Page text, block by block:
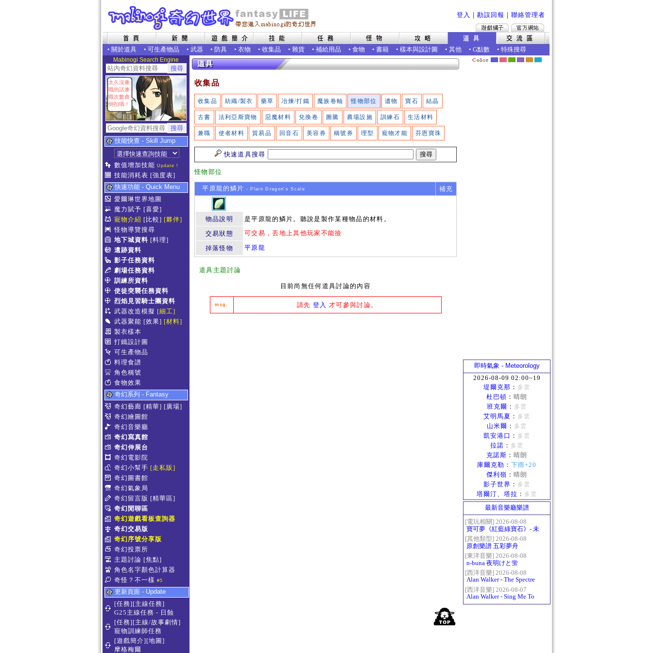
登入 ｜ 勘誤回報 ｜ 聯絡管理者
• 關於道具 • 可生產物品 • 武器 • 防具 • 衣物 • 收集品 • 雜貨 • 補給用品 • 食物 • 書籍 • 樣本與設計圖 • 其他 • G點數 • 特殊搜尋
Mabinogi Search Engine
太久沒兼
職的話兼
職次數會
倒扣哦！
技能快查 - Skill Jump
數值增加技能 Update !
技能消耗表 [強度表]
快速功能 - Quick Menu
愛爾琳世界地圖
魔力賦予 [喜愛]
寵物介紹 [比較] [夥伴]
怪物導覽搜尋
地下城資料 [料理]
遺跡資料
影子任務資料
劇場任務資料
訓練所資料
使徒突襲任務資料
烈焰見習騎士團資料
武器改造模擬 [細工]
武器聚能 [效果] [材料]
製衣樣本
打鐵設計圖
可生產物品
料理食譜
角色稱號
食物效果
奇幻系列 - Fantasy
奇幻藝廊 [精華] [廣場]
奇幻繪圖館
奇幻音樂廳
奇幻寫真館
奇幻伸展台
奇幻電影院
奇幻小幫手 [走私販]
奇幻圖書館
奇幻氣象局
奇幻留言版 [精華區]
奇幻閒聊區
奇幻遊戲看板查詢器
奇幻交易版
奇幻序號分享版
奇幻投票所
主題討論 [焦點]
角色名字顏色計算器
奇怪？不一樣 #5
更新頁面 - Update
[任務][主線任務]
G25主線任務 - 日蝕
[任務][主線/故事劇情]
寵物訓練師任務
[遊戲簡介][地圖]
摩格梅爾
收集品
收集品 紡織/製衣 藥草 冶煉/打鐵 魔族卷軸 怪物部位 遺物 寶石 結晶
古書 法利亞斯寶物 惡魔材料 兌換卷 圖騰 農場設施 訓練石 生活材料
兼職 使者材料 貿易品 回音石 美容券 稱號券 理型 寵物才能 芬恩寶珠
快速道具搜尋
怪物部位
平原龍的鱗片 - Plain Dragon's Scale 補充
物品說明
是平原龍的鱗片。聽說是製作某種物品的材料。
交易狀態
可交易，丟地上其他玩家不能撿
掉落怪物 平原龍
道具主題討論
目前尚無任何道具討論的內容
msg. 請先 登入 才可參與討論。
即時氣象 - Meteorology
2026-08-09 02:00~19
堤爾克那 ： 多雲
杜巴頓 ： 晴朗
班克爾 ： 多雲
艾明馬夏 ： 多雲
山米爾 ： 多雲
凱安港口 ： 多雲
拉諾 ： 多雲
克諾斯 ： 晴朗
庫爾克勒 ： 下雨+20
傑利嶺 ： 晴朗
影子世界 ： 多雲
塔爾汀、塔拉 ： 多雲
最新音樂廳樂譜
[電玩相關] 2026-08-08
寶可夢《紅藍綠寶石》- 未
白鎮BGM (Littleroot Town)
[其他類型] 2026-08-08
原創樂譜 五彩夢舟
[東洋音樂] 2026-08-08
n-buna 夜明けと蛍
[西洋音樂] 2026-08-08
Alan Walker - The Spectre
[西洋音樂] 2026-08-07
Alan Walker - Sing Me To
Sleep